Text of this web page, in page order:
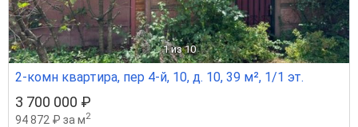
1 из 10
2-комн квартира, пер 4-й, 10, д. 10, 39 м², 1/1 эт.
3 700 000 ₽
94 872 ₽ за м2